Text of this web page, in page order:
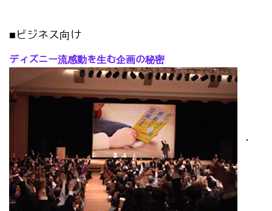
■ビジネス向け
ディズニー流感動を生む企画の秘密
･